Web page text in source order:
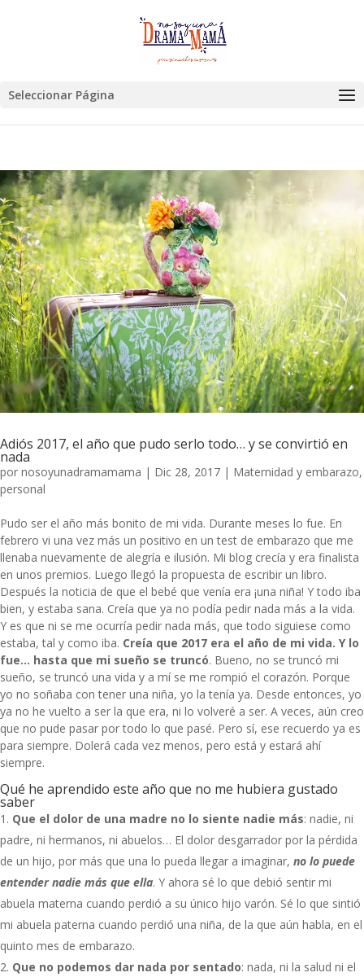
Seleccionar Página
Adiós 2017, el año que pudo serlo todo… y se convirtió en
nada
por nosoyunadramamama | Dic 28, 2017 | Maternidad y embarazo,
personal
Pudo ser el año más bonito de mi vida. Durante meses lo fue. En
febrero vi una vez más un positivo en un test de embarazo que me
llenaba nuevamente de alegría e ilusión. Mi blog crecía y era finalista
en unos premios. Luego llegó la propuesta de escribir un libro.
Después la noticia de que el bebé que venía era ¡una niña! Y todo iba
bien, y estaba sana. Creía que ya no podía pedir nada más a la vida.
Y es que ni se me ocurría pedir nada más, que todo siguiese como
estaba, tal y como iba. Creía que 2017 era el año de mi vida. Y lo
fue… hasta que mi sueño se truncó. Bueno, no se truncó mi
sueño, se truncó una vida y a mí se me rompió el corazón. Porque
yo no soñaba con tener una niña, yo la tenía ya. Desde entonces, yo
ya no he vuelto a ser la que era, ni lo volveré a ser. A veces, aún creo
que no pude pasar por todo lo que pasé. Pero sí, ese recuerdo ya es
para siempre. Dolerá cada vez menos, pero está y estará ahí
siempre.
Qué he aprendido este año que no me hubiera gustado
saber
Que el dolor de una madre no lo siente nadie más: nadie, ni
padre, ni hermanos, ni abuelos… El dolor desgarrador por la pérdida
de un hijo, por más que una lo pueda llegar a imaginar, no lo puede
entender nadie más que ella. Y ahora sé lo que debió sentir mi
abuela materna cuando perdió a su único hijo varón. Sé lo que sintió
mi abuela paterna cuando perdió una niña, de la que aún habla, en el
quinto mes de embarazo.
Que no podemos dar nada por sentado: nada, ni la salud ni el